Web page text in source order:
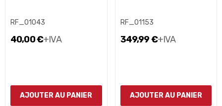
RF_01043
40,00 €+IVA
AJOUTER AU PANIER
RF_01153
349,99 €+IVA
AJOUTER AU PANIER